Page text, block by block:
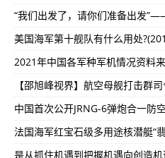
“我们出发了，请你们准备出发
美国海军第十舰队有什么用处
2021年中国各军种军机情况资料
【邵旭峰视界】航空母舰打击群
中国首次公开JRNG-6弹炮合一防
法国海军红宝石级多用途核潜艇“
是从抓住机遇到把握机遇向创造